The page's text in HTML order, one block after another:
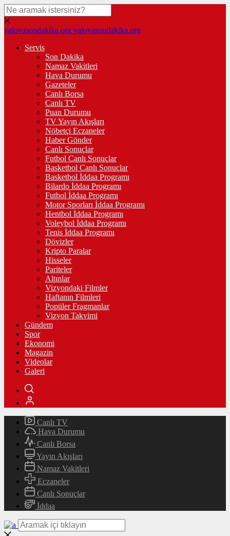
yalovasondakika.org yalovasondakika.org
Servis
Son Dakika
Namaz Vakitleri
Hava Durumu
Gazeteler
Canlı Borsa
Canlı TV
Puan Durumu
TV Yayın Akışları
Nöbetçi Eczaneler
Haber Gönder
Canlı Sonuçlar
Futbol Canlı Sonuçlar
Basketbol Canlı Sonuçlar
Basketbol İddaa Programı
Bilardo İddaa Programı
Futbol İddaa Programı
Motor Sporları İddaa Programı
Hentbol İddaa Programı
Voleybol İddaa Programı
Tenis İddaa Programı
Dövizler
Kripto Paralar
Hisseler
Pariteler
Altınlar
Vizyondaki Filmler
Haftanın Filmleri
Popüler Fragmanlar
Vizyon Takvimi
Gündem
Spor
Ekonomi
Magazin
Videolar
Galeri
Canlı TV
Hava Durumu
Canlı Borsa
Yayın Akışları
Namaz Vakitleri
Eczaneler
Canlı Sonuçlar
İddaa